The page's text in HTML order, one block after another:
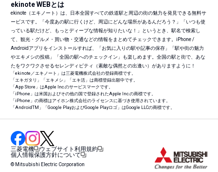
ekinote WEBとは
ekinote（エキノート）は、日本全国すべての鉄道駅と周辺の街の魅力を発見できる無料サ
ービスです。「今度あの駅に行くけど、周辺にどんな場所があるんだろう？」「いつも使
っている駅だけど、もっとディープな情報が知りたいな！」というとき、駅名で検索し
て、観光・グルメ・買い物・交通などの情報をまとめてチェックできます。iPhone /
Androidアプリをインストールすれば、「お気に入りの駅や記事の保存」「駅や街の魅力
やエキメシの投稿」「全国の駅へのチェックイン」も楽しめます。全国の駅と街で、あな
たをワクワクさせるセレンディピティ（素敵な偶然との出逢い）がありますように！
「ekinote／エキノート」は三菱電機株式会社の登録商標です。
「エキガタリ」「エキメシ」「エキ活」は商標登録出願中です。
「App Store」はApple Inc.のサービスマークです。
「iPhone」は米国およびその他の国で登録されたApple Inc.の商標です。
「iPhone」の商標はアイホン株式会社のライセンスに基づき使用されています。
「AndroidTM 」「Google PlayおよびGoogle Playロゴ」はGoogle LLCの商標です。
三菱電機
ウェブサイト利用規約
個人情報保護方針について
© Mitsubishi Electric Corporation